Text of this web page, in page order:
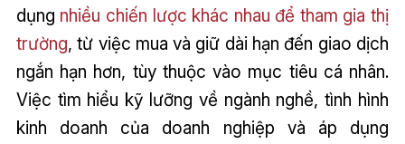
dụng nhiều chiến lược khác nhau để tham gia thị
trường, từ việc mua và giữ dài hạn đến giao dịch
ngắn hạn hơn, tùy thuộc vào mục tiêu cá nhân.
Việc tìm hiểu kỹ lưỡng về ngành nghề, tình hình
kinh doanh của doanh nghiệp và áp dụng